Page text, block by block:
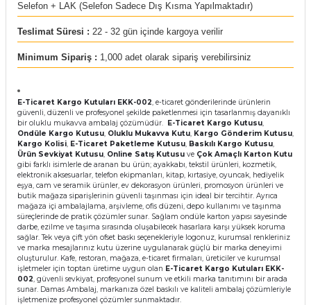
Selefon + LAK (Selefon Sadece Dış Kısma Yapılmaktadır)
Teslimat Süresi : 22 - 32 gün içinde kargoya verilir
Minimum Sipariş : 1,000 adet olarak sipariş verebilirsiniz
E-Ticaret Kargo Kutuları EKK-002, e-ticaret gönderilerinde ürünlerin
güvenli, düzenli ve profesyonel şekilde paketlenmesi için tasarlanmış dayanıklı
bir oluklu mukavva ambalaj çözümüdür. E-Ticaret Kargo Kutusu,
Ondüle Kargo Kutusu, Oluklu Mukavva Kutu, Kargo Gönderim Kutusu,
Kargo Kolisi, E-Ticaret Paketleme Kutusu, Baskılı Kargo Kutusu,
Ürün Sevkiyat Kutusu, Online Satış Kutusu ve Çok Amaçlı Karton Kutu
gibi farklı isimlerle de aranan bu ürün; ayakkabı, tekstil ürünleri, kozmetik,
elektronik aksesuarlar, telefon ekipmanları, kitap, kırtasiye, oyuncak, hediyelik
eşya, cam ve seramik ürünler, ev dekorasyon ürünleri, promosyon ürünleri ve
butik mağaza siparişlerinin güvenli taşınması için ideal bir tercihtir. Ayrıca
mağaza içi ambalajlama, arşivleme, ofis düzeni, depo kullanımı ve taşınma
süreçlerinde de pratik çözümler sunar. Sağlam ondüle karton yapısı sayesinde
darbe, ezilme ve taşıma sırasında oluşabilecek hasarlara karşı yüksek koruma
sağlar. Tek veya çift yön ofset baskı seçenekleriyle logonuz, kurumsal renkleriniz
ve marka mesajlarınız kutu üzerine uygulanarak güçlü bir marka deneyimi
oluşturulur. Kafe, restoran, mağaza, e-ticaret firmaları, üreticiler ve kurumsal
işletmeler için toptan üretime uygun olan E-Ticaret Kargo Kutuları EKK-
002, güvenli sevkiyat, profesyonel sunum ve etkili marka tanıtımını bir arada
sunar. Damas Ambalaj, markanıza özel baskılı ve kaliteli ambalaj çözümleriyle
işletmenize profesyonel çözümler sunmaktadır.